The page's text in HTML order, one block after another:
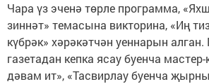
Чара үз эченә төрле программа,
зиннәт» темасына викторина, «Иң
күбрәк» хәрәкәтчән уеннарын
газетадан кепка ясау буенча
дәвам ит», «Тасвирлау буенча